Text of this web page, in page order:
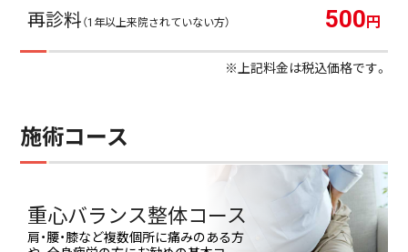
再診料 （1年以上来院されていない方） 500 円
※上記料金は税込価格です。
施術コース
重心バランス整体コース
肩・腰・膝など複数個所に痛みのある方